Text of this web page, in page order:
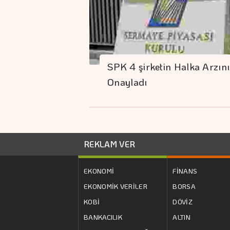
SPK 4 şirketin Halka Arzını
Onayladı
REKLAM VER
EKONOMİ
EKONOMİK VERİLER
KOBİ
BANKACILIK
FİNANS
BORSA
DÖVİZ
ALTIN